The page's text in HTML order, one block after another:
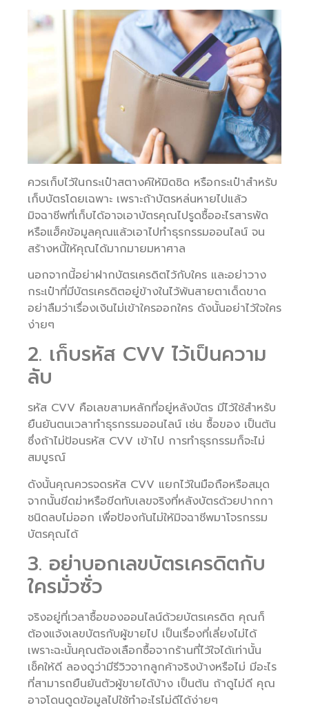
ควรเก็บไว้ในกระเป๋าสตางค์ให้มิดชิด หรือกระเป๋าสำหรับ
เก็บบัตรโดยเฉพาะ เพราะถ้าบัตรหล่นหายไปแล้ว
มิจฉาชีพที่เก็บได้อาจเอาบัตรคุณไปรูดซื้ออะไรสารพัด
หรือแฮ็คข้อมูลคุณแล้วเอาไปทำธุรกรรมออนไลน์ จน
สร้างหนี้ให้คุณได้มากมายมหาศาล
นอกจากนี้อย่าฝากบัตรเครดิตไว้กับใคร และอย่าวาง
กระเป๋าที่มีบัตรเครดิตอยู่ข้างในไว้พ้นสายตาเด็ดขาด
อย่าลืมว่าเรื่องเงินไม่เข้าใครออกใคร ดังนั้นอย่าไว้ใจใคร
ง่ายๆ
2. เก็บรหัส CVV ไว้เป็นความ
ลับ
รหัส CVV คือเลขสามหลักที่อยู่หลังบัตร มีไว้ใช้สำหรับ
ยืนยันตนเวลาทำธุรกรรมออนไลน์ เช่น ซื้อของ เป็นต้น
ซึ่งถ้าไม่ป้อนรหัส CVV เข้าไป การทำธุรกรรมก็จะไม่
สมบูรณ์
ดังนั้นคุณควรจดรหัส CVV แยกไว้ในมือถือหรือสมุด
จากนั้นขีดฆ่าหรือขีดทับเลขจริงที่หลังบัตรด้วยปากกา
ชนิดลบไม่ออก เพื่อป้องกันไม่ให้มิจฉาชีพมาโจรกรรม
บัตรคุณได้
3. อย่าบอกเลขบัตรเครดิตกับ
ใครมั่วซั่ว
จริงอยู่ที่เวลาซื้อของออนไลน์ด้วยบัตรเครดิต คุณก็
ต้องแจ้งเลขบัตรกับผู้ขายไป เป็นเรื่องที่เลี่ยงไม่ได้
เพราะฉะนั้นคุณต้องเลือกซื้อจากร้านที่ไว้ใจได้เท่านั้น
เช็คให้ดี ลองดูว่ามีรีวิวจากลูกค้าจริงบ้างหรือไม่ มีอะไร
ที่สามารถยืนยันตัวผู้ขายได้บ้าง เป็นต้น ถ้าดูไม่ดี คุณ
อาจโดนดูดข้อมูลไปใช้ทำอะไรไม่ดีได้ง่ายๆ